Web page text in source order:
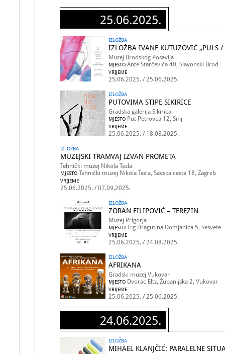
25.06.2025.
IZLOŽBA
IZLOŽBA IVANE KUTUZOVIĆ „PULS /
Muzej Brodskog Posavlja
MJESTO Ante Starčevića 40, Slavonski Brod
VRIJEME
25.06.2025. / 25.06.2025.
IZLOŽBA
PUTOVIMA STIPE SIKIRICE
Gradska galerija Sikirica
MJESTO Put Petrovca 12, Sinj
VRIJEME
25.06.2025. / 18.08.2025.
IZLOŽBA
MUZEJSKI TRAMVAJ IZVAN PROMETA
Tehnički muzej Nikola Tesla
MJESTO Tehnički muzej Nikola Tesla, Savska cesta 18, Zagreb
VRIJEME
25.06.2025. / 07.09.2025.
IZLOŽBA
ZORAN FILIPOVIĆ – TEREZIN
Muzej Prigorja
MJESTO Trg Dragutina Domjanića 5, Sesvete
VRIJEME
25.06.2025. / 24.08.2025.
IZLOŽBA
AFRIKANA
Gradski muzej Vukovar
MJESTO Dvorac Eltz, Županijska 2, Vukovar
VRIJEME
25.06.2025. / 25.06.2025.
24.06.2025.
IZLOŽBA
MIHAEL KLANJČIĆ: PARALELNE